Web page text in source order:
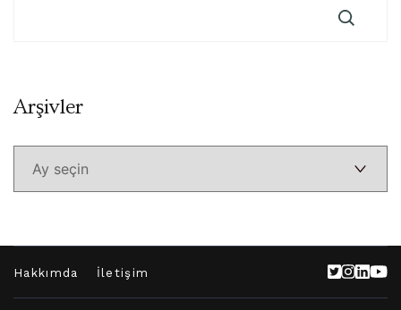
ArşivlerArşivler
Hakkımda İletişim